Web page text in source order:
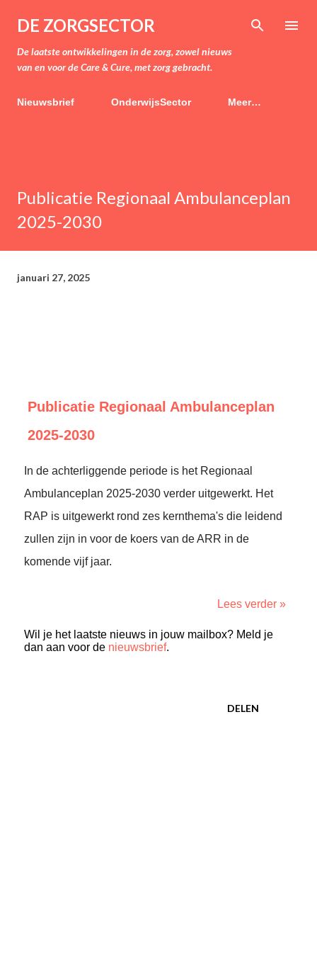
Doorgaan naar hoofdcontent
DE ZORGSECTOR
De laatste ontwikkelingen in de zorg, zowel nieuws
van en voor de Care & Cure, met zorg gebracht.
Nieuwsbrief OnderwijsSector Meer…
Publicatie Regionaal Ambulanceplan
2025-2030
januari 27, 2025
Publicatie Regionaal Ambulanceplan
2025-2030
In de achterliggende periode is het Regionaal
Ambulanceplan 2025-2030 verder uitgewerkt. Het
RAP is uitgewerkt rond zes kernthema's die leidend
zullen zijn in voor de koers van de ARR in de
komende vijf jaar.
Lees verder »
Wil je het laatste nieuws in jouw mailbox? Meld je
dan aan voor de nieuwsbrief.
DELEN